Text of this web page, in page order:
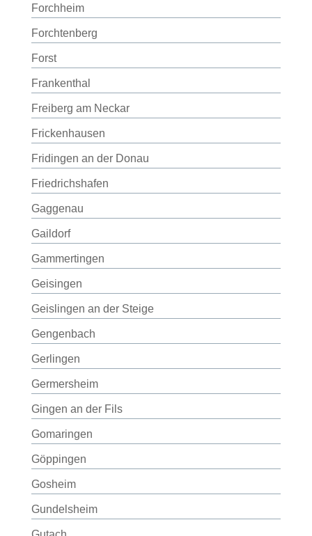
Forchheim
Forchtenberg
Forst
Frankenthal
Freiberg am Neckar
Frickenhausen
Fridingen an der Donau
Friedrichshafen
Gaggenau
Gaildorf
Gammertingen
Geisingen
Geislingen an der Steige
Gengenbach
Gerlingen
Germersheim
Gingen an der Fils
Gomaringen
Göppingen
Gosheim
Gundelsheim